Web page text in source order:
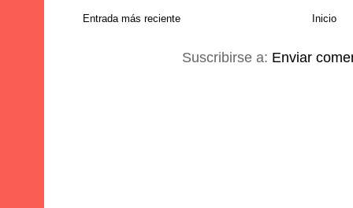
Entrada más reciente Inicio
Suscribirse a: Enviar